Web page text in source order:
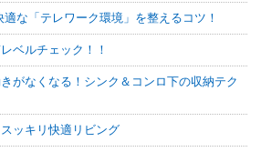
な「テレワーク環境」を整えるコツ！
ベルチェック！！
がなくなる！シンク＆コンロ下の収納テク
ッキリ快適リビング